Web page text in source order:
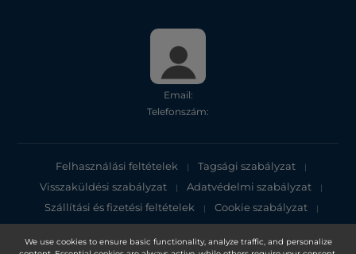
We use cookies to ensure basic functionality, analyze traffic, and personalize
Email:
Telefonszám:
Felhasználási feltételek | Tagsági szabályzat |
Visszaküldési szabályzat | Adatvédelmi szabályzat |
Szállítási és fizetési feltételek | Cookie szabályzat |
Adatvédelmi tájékoztató